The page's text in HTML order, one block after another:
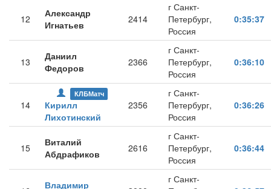
12
Александр
Игнатьев
2414
г Санкт-
Петербург,
Россия
0:35:37
13
Даниил
Федоров
2366
г Санкт-
Петербург,
Россия
0:36:10
14
КЛБМатч
Кирилл
Лихотинский
2356
г Санкт-
Петербург,
Россия
0:36:26
15
Виталий
Абдрафиков
2616
г Санкт-
Петербург,
Россия
0:36:44
Владимир
г Санкт-